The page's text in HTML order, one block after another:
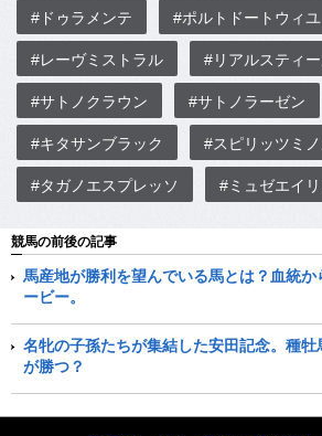
#ドゥラメンテ #ポルトドートウィユ
#レーヴミストラル #リアルスティ
#サトノクラウン #サトノラーゼン
#キタサンブラック #スピリッツミ
#タガノエスプレッソ #ミュゼエイ
競馬の前後の記事
馬産地が勝利を望んでいる馬とは？血統
ービー。
名牝の子孫たちが集結した安田記念。種
が勝つ？